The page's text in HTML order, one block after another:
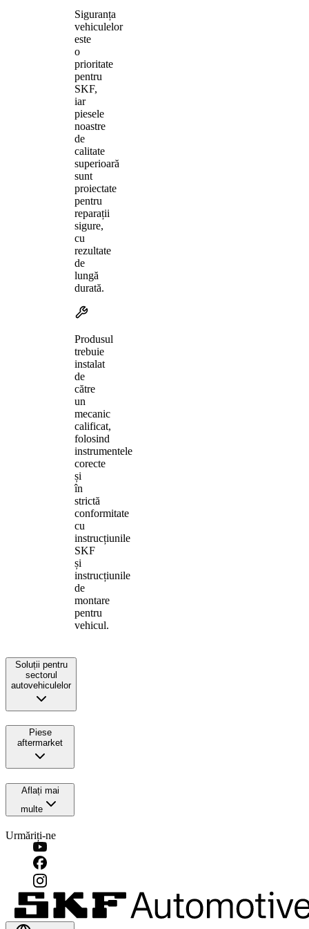
Siguranța
vehiculelor
este
o
prioritate
pentru
SKF,
iar
piesele
noastre
de
calitate
superioară
sunt
proiectate
pentru
reparații
sigure,
cu
rezultate
de
lungă
durată.
Produsul
trebuie
instalat
de
către
un
mecanic
calificat,
folosind
instrumentele
corecte
și
în
strictă
conformitate
cu
instrucțiunile
SKF
și
instrucțiunile
de
montare
pentru
vehicul.
Soluții pentru
sectorul
autovehiculelor
Piese
aftermarket
Aflați mai
multe
Urmăriți-ne